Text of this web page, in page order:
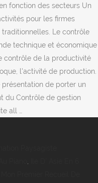
fonction des secteurs Un
pour les firmes
Le contrôle
technique et économique
contrôle de la productivité
l'activité de production.
présentation de porter un
du Contrôle de gestion
all …